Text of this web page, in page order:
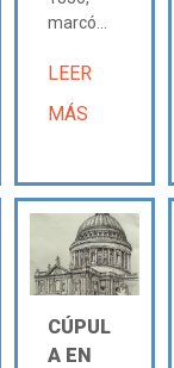
marcó...
LEER
MÁS
CÚPUL
A EN